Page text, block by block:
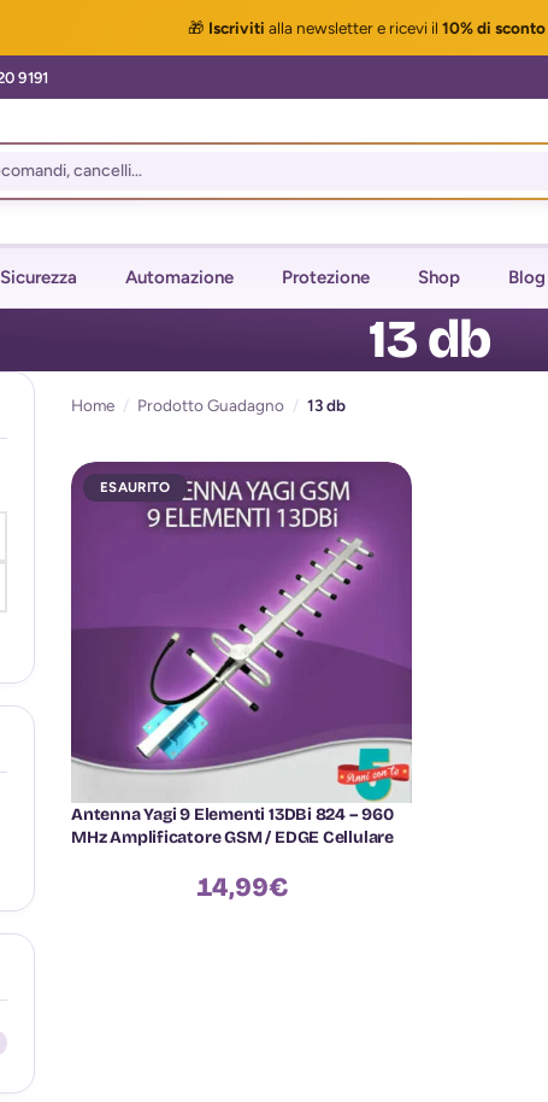
🎁 Iscriviti alla newslettere ricevi il 10% di sconto
Sicurezza Automazione Protezione Shop Blog
13 db
Home / Prodotto Guadagno / 13 db
ESAURITO
Antenna Yagi 9 Elementi 13DBi 824 – 960
MHz Amplificatore GSM / EDGE Cellulare
14,99€